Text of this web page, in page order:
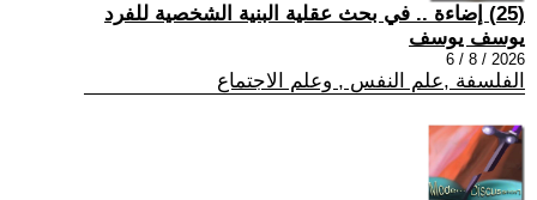
(25) إضاءة .. في بحث عقلية البنية الشخصية للفرد
يوسف يوسف
2026 / 8 / 6
الفلسفة ,علم النفس , وعلم الاجتماع